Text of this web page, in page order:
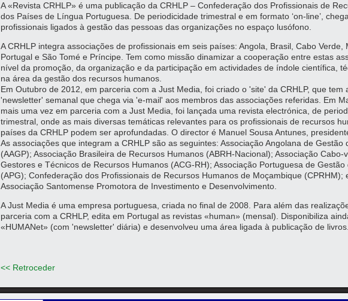
A «Revista CRHLP» é uma publicação da CRHLP – Confederação dos Profissionais de
dos Países de Língua Portuguesa. De periodicidade trimestral e em formato ‘on-line’,
profissionais ligados à gestão das pessoas das organizações no espaço lusófono.
A CRHLP integra associações de profissionais em seis países: Angola, Brasil, Cabo Verde,
Portugal e São Tomé e Príncipe. Tem como missão dinamizar a cooperação entre estas
nível da promoção, da organização e da participação em actividades de índole científica,
na área da gestão dos recursos humanos.
Em Outubro de 2012, em parceria com a Just Media, foi criado o 'site' da CRHLP, que tem
'newsletter' semanal que chega via 'e-mail' aos membros das associações referidas. Em
mais uma vez em parceria com a Just Media, foi lançada uma revista electrónica, de
trimestral, onde as mais diversas temáticas relevantes para os profissionais de recursos
países da CRHLP podem ser aprofundadas. O director é Manuel Sousa Antunes,
As associações que integram a CRHLP são as seguintes: Associação Angolana de Gestão
(AAGP); Associação Brasileira de Recursos Humanos (ABRH-Nacional); Associação Cabo-
Gestores e Técnicos de Recursos Humanos (ACG-RH); Associação Portuguesa de Gestão
(APG); Confederação dos Profissionais de Recursos Humanos de Moçambique (CPRHM);
Associação Santomense Promotora de Investimento e Desenvolvimento.
A Just Media é uma empresa portuguesa, criada no final de 2008. Para além das
parceria com a CRHLP, edita em Portugal as revistas «human» (mensal). Disponibiliza
«HUMANet» (com 'newsletter' diária) e desenvolveu uma área ligada à publicação de livros.
<< Retroceder